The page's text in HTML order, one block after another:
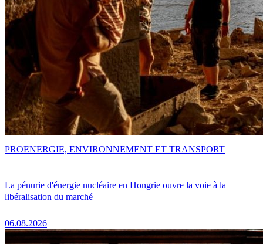
La pénurie d'énergie nucléaire en Hongrie ouvre la voie à la
libéralisation du marché
06.08.2026
PROENERGIE, ENVIRONNEMENT ET TRANSPORT